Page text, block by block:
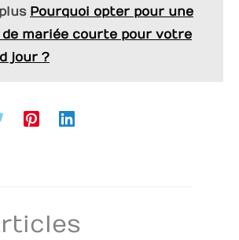
Pourquoi opter pour une
de mariée courte pour votre
jour ?